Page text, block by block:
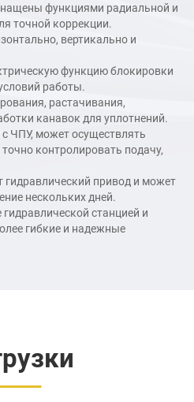
функциями радиальной и
точной коррекции.
вертикально и
функцию блокировки
работы.
растачивания,
канавок для уплотнений.
с ЧПУ, может осуществлять
контролировать подачу,
привод и может
нескольких дней.
станцией и
гибкие и надежные